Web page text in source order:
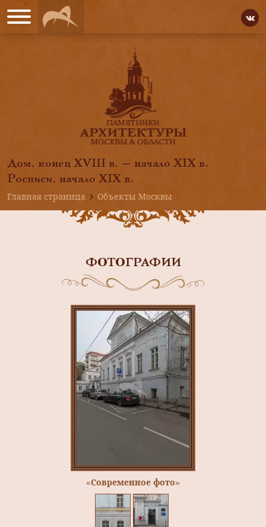
Дом, конец XVIII в. — начало XIX в.
Росписи, начало XIX в.
Главная страница
Объекты Москвы
ФОТОГРАФИИ
«Современное фото»